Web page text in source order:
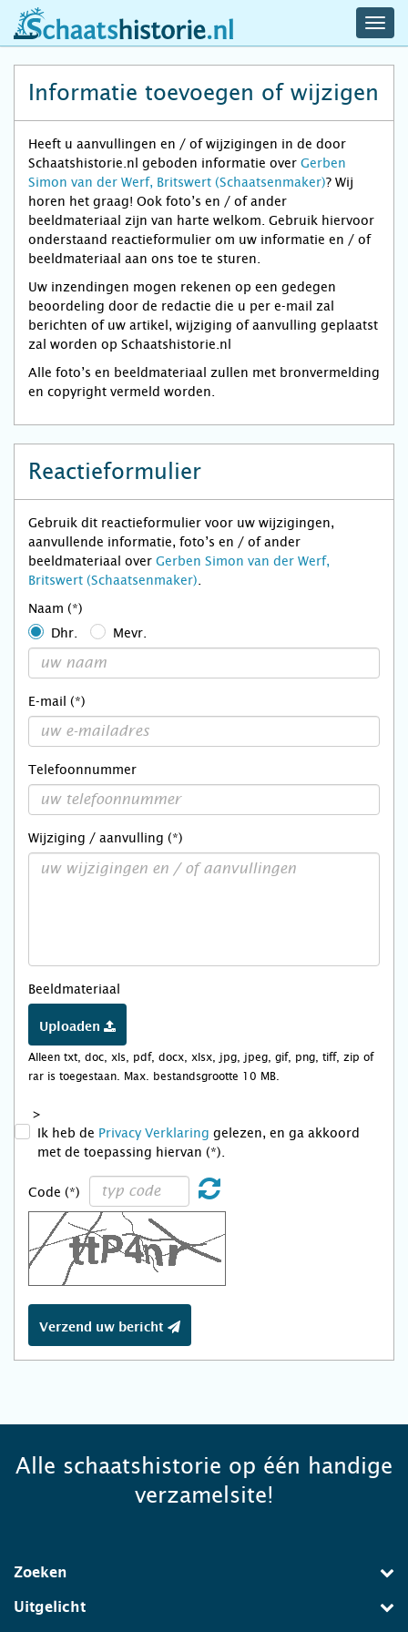
schaatshistorie.nl
Informatie toevoegen of wijzigen
Heeft u aanvullingen en / of wijzigingen in de door
Schaatshistorie.nl geboden informatie over Gerben
Simon van der Werf, Britswert (Schaatsenmaker)? Wij
horen het graag! Ook foto’s en / of ander
beeldmateriaal zijn van harte welkom. Gebruik hiervoor
onderstaand reactieformulier om uw informatie en / of
beeldmateriaal aan ons toe te sturen.
Uw inzendingen mogen rekenen op een gedegen
beoordeling door de redactie die u per e-mail zal
berichten of uw artikel, wijziging of aanvulling geplaatst
zal worden op Schaatshistorie.nl
Alle foto’s en beeldmateriaal zullen met bronvermelding
en copyright vermeld worden.
Reactieformulier
Gebruik dit reactieformulier voor uw wijzigingen,
aanvullende informatie, foto’s en / of ander
beeldmateriaal over Gerben Simon van der Werf,
Britswert (Schaatsenmaker)
Naam (*)
Dhr.
Mevr.
E-mail (*)
Telefoonnummer
Wijziging / aanvulling (*)
Beeldmateriaal
Uploaden
Alleen txt, doc, xls, pdf, docx, xlsx, jpg, jpeg, gif, png, tiff, zip of
rar is toegestaan. Max. bestandsgrootte 10 MB.
>
Ik heb de Privacy Verklaring gelezen, en ga akkoord
met de toepassing hiervan (*).
Code (*)
Verzend uw bericht
Alle schaatshistorie op één handige
verzamelsite!
Zoeken
Uitgelicht